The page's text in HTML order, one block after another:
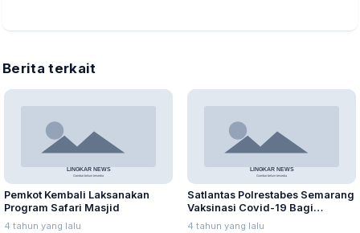
Berita terkait
Pemkot Kembali Laksanakan
Program Safari Masjid
4 tahun yang lalu
Satlantas Polrestabes Semarang
Vaksinasi Covid-19 Bagi
Pemohon SIM
4 tahun yang lalu